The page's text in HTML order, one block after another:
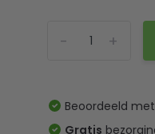
+
-
Beoordeeld
Gratis